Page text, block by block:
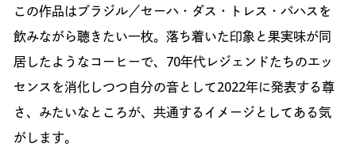
この作品はブラジル／セーハ・ダス・トレス・バハスを
飲みながら聴きたい一枚。落ち着いた印象と果実味が同
居したようなコーヒーで、70年代レジェンドたちのエッ
センスを消化しつつ自分の音として2022年に発表する尊
さ、みたいなところが、共通するイメージとしてある気
がします。